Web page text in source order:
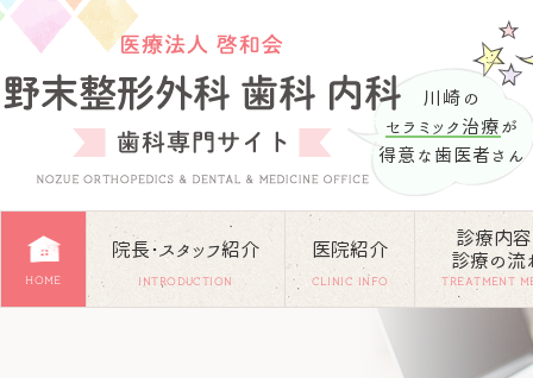
川崎の
セラミック治療 が
得意な歯医者さん
HOME
院長･スタッフ紹介
INTRODUCTION
医院紹介
CLINIC INFO
診療内
診療の流
TREATMENT